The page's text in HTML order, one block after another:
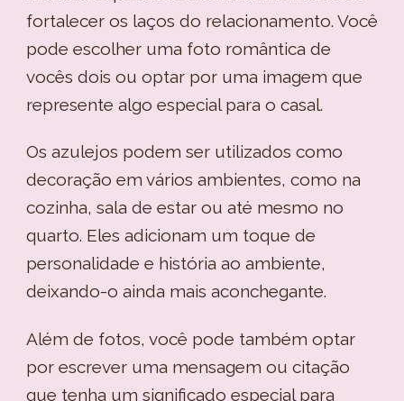
fortalecer os laços do relacionamento. Você
pode escolher uma foto romântica de
vocês dois ou optar por uma imagem que
represente algo especial para o casal.
Os azulejos podem ser utilizados como
decoração em vários ambientes, como na
cozinha, sala de estar ou até mesmo no
quarto. Eles adicionam um toque de
personalidade e história ao ambiente,
deixando-o ainda mais aconchegante.
Além de fotos, você pode também optar
por escrever uma mensagem ou citação
que tenha um significado especial para